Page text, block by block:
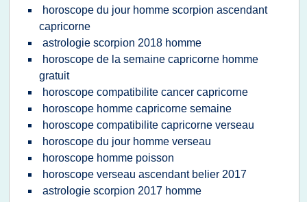
horoscope du jour homme scorpion ascendant
capricorne
astrologie scorpion 2018 homme
horoscope de la semaine capricorne homme
gratuit
horoscope compatibilite cancer capricorne
horoscope homme capricorne semaine
horoscope compatibilite capricorne verseau
horoscope du jour homme verseau
horoscope homme poisson
horoscope verseau ascendant belier 2017
astrologie scorpion 2017 homme